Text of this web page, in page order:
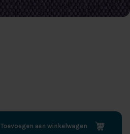
Toevoegen aan winkelwagen